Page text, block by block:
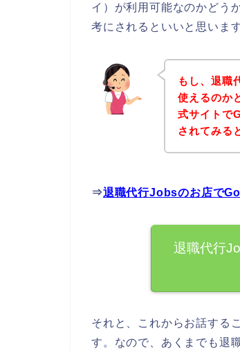
イ）が利用可能なのかどう
考にされるといいと思います
もし、退職
使えるのか
式サイトで
されてみる
⇒退職代行Jobsのお店で
退職代行
それと、これからお話する
す。なので、あくまでも退